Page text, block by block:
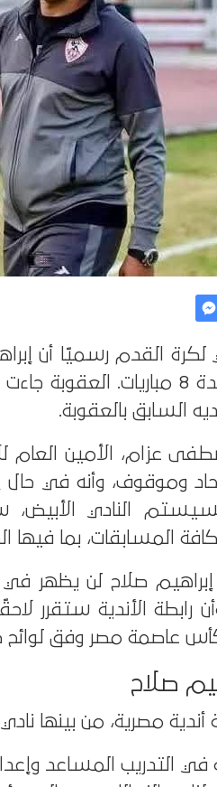
لكرة القدم رسميًا أن
الجديد، موقوف لمدة 8
السابق بالعقوبة.
عزام، الأمين العام
وموقوف، وأنه في حال
النادي الأبيض،
المسابقات، بما فيها
صلاح لن يظهر في
رابطة الأندية ستقرر
عاصمة مصر وفق
صلاح
مصرية، من بينها نادي
التدريب المساعد